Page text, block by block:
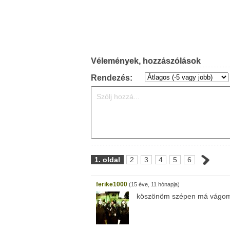
Vélemények, hozzászólások
Rendezés:
1. oldal 2 3 4 5 6
ferike1000 (15 éve, 11 hónapja)
köszönöm szépen má